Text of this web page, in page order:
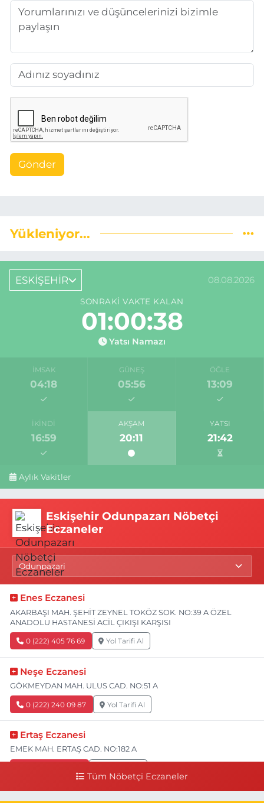
Gönder
Yükleniyor...
ESKİŞEHİR 08.08.2026
SONRAKI VAKTE KALAN
01:00:38
Yatsı Namazı
İMSAK
04:18
GÜNEŞ
05:56
ÖĞLE
13:09
İKINDI
16:59
AKŞAM
20:11
YATSI
21:42
Aylık Vakitler
Eskişehir Odunpazarı Nöbetçi
Eczaneler
Enes Eczanesi
AKARBAŞI MAH. ŞEHİT ZEYNEL TOKÖZ SOK. NO:39 A ÖZEL
ANADOLU HASTANESİ ACİL ÇIKIŞI KARŞISI
0 (222) 405 76 69 Yol Tarifi Al
Neşe Eczanesi
GÖKMEYDAN MAH. ULUS CAD. NO:51 A
0 (222) 240 09 87 Yol Tarifi Al
Ertaş Eczanesi
EMEK MAH. ERTAŞ CAD. NO:182 A
Tüm Nöbetçi Eczaneler